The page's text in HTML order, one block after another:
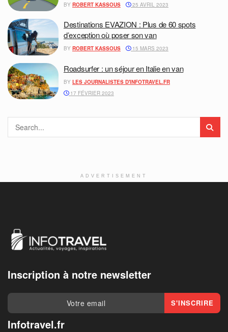
BY ROBERT KASSOUS 25 AVRIL 2023
Destinations EVAZION : Plus de 60 spots
d’exception où poser son van
BY ROBERT KASSOUS 15 MARS 2023
Roadsurfer : un séjour en Italie en van
BY LES JOURNALISTES D'INFOTRAVEL.FR
17 FÉVRIER 2023
ADVERTISEMENT
Inscription à notre newsletter
Infotravel.fr